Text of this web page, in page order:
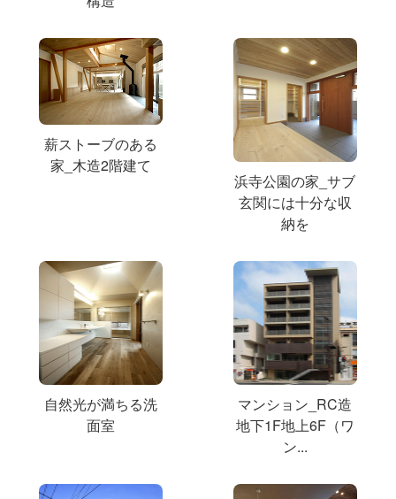
薪ストーブのある
家_木造2階建て
浜寺公園の家_サブ
玄関には十分な収
納を
自然光が満ちる洗
面室
マンション_RC造
地下1F地上6F（ワ
ン...